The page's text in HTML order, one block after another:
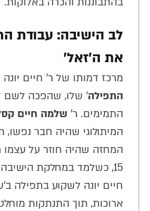
לב הישיבה: עבודת
את ה'זאל'
מרכז דמותו של ר' חיים
התפילה' שלו, שהפכה לשם
התמימים. ר' שלמה חיים
המיתולוגי שהיה חבר
המחזה שהיה חוזר על עצמו
15, כשלמד במחלקת
חיים יונה לשקוע בתפילה
ארוכות, תוך התנתקות